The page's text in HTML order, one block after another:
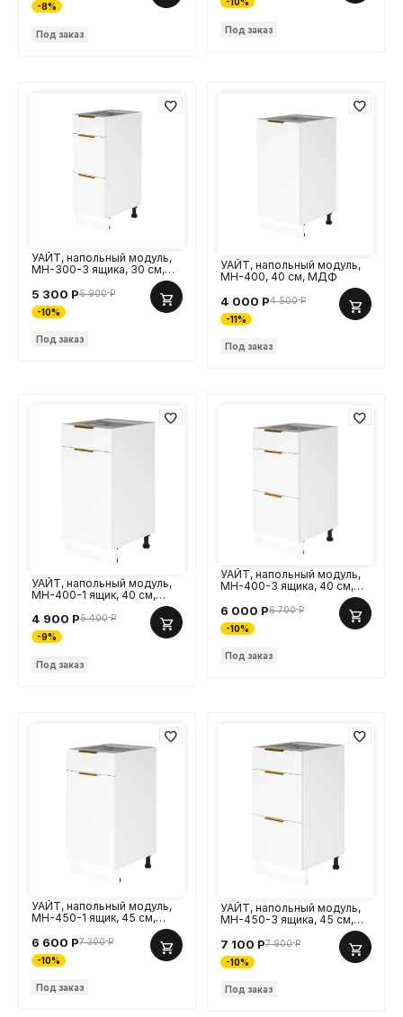
-8%
Под заказ Под заказ
УАЙТ, напольный модуль,
МН-300-3 ящика, 30 см,
5 300 Р5 900 Р
-10%
Под заказ
УАЙТ, напольный модуль,
МН-400, 40 см, МДФ
4 000 Р4 500 Р
-11%
Под заказ
УАЙТ, напольный модуль,
МН-400-1 ящик, 40 см,
4 900 Р5 400 Р
-9%
Под заказ
УАЙТ, напольный модуль,
МН-400-3 ящика, 40 см,
6 000 Р6 700 Р
-10%
Под заказ
УАЙТ, напольный модуль,
МН-450-1 ящик, 45 см,
6 600 Р7 300 Р
-10%
Под заказ
УАЙТ, напольный модуль,
МН-450-3 ящика, 45 см,
7 100 Р7 900 Р
-10%
Под заказ